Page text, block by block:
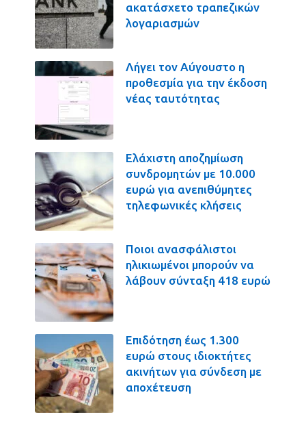
ακατάσχετο τραπεζικών
λογαριασμών
Λήγει τον Αύγουστο η
προθεσμία για την έκδοση
νέας ταυτότητας
Ελάχιστη αποζημίωση
συνδρομητών με 10.000
ευρώ για ανεπιθύμητες
τηλεφωνικές κλήσεις
Ποιοι ανασφάλιστοι
ηλικιωμένοι μπορούν να
λάβουν σύνταξη 418 ευρώ
Επιδότηση έως 1.300
ευρώ στους ιδιοκτήτες
ακινήτων για σύνδεση με
αποχέτευση